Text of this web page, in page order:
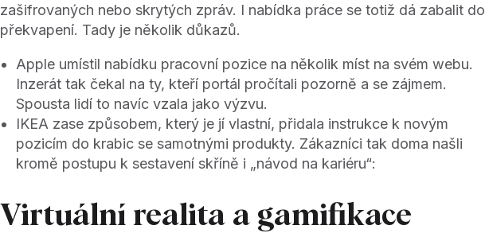
zašifrovaných nebo skrytých zpráv. I nabídka práce se totiž dá zabalit do
překvapení. Tady je několik důkazů.
Apple umístil nabídku pracovní pozice na několik míst na svém webu.
Inzerát tak čekal na ty, kteří portál pročítali pozorně a se zájmem.
Spousta lidí to navíc vzala jako výzvu.
IKEA zase způsobem, který je jí vlastní, přidala instrukce k novým
pozicím do krabic se samotnými produkty. Zákazníci tak doma našli
kromě postupu k sestavení skříně i „návod na kariéru“:
Virtuální realita a gamifikace